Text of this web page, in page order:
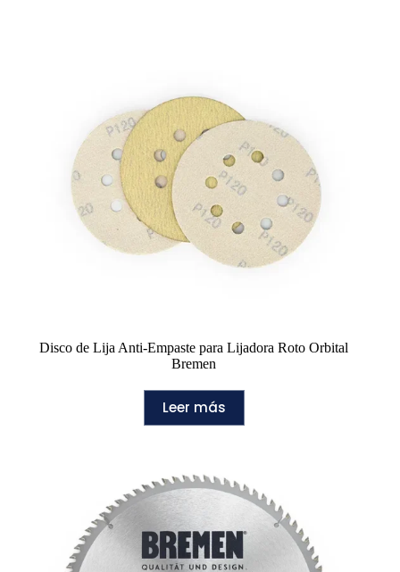
Disco de Lija Anti-Empaste para Lijadora Roto Orbital
Bremen
Leer más